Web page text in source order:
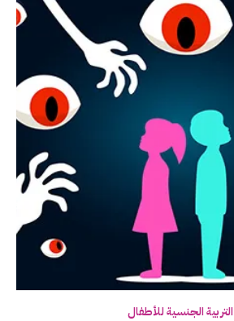
التربية الجنسية للأطفال